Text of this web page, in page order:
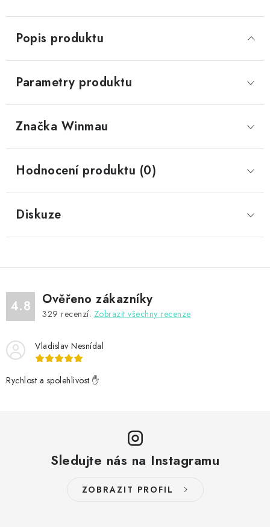
Popis produktu
Parametry produktu
Značka Winmau
Hodnocení produktu (0)
Diskuze
4.8 Ověřeno zákazníky
329 recenzí. Zobrazit všechny recenze
Vladislav Nesnídal
Rychlost a spolehlivost ✋
Sledujte nás na Instagramu
ZOBRAZIT PROFIL